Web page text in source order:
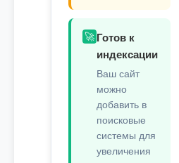
🚀 Готов к
индексации
Ваш сайт
можно
добавить в
поисковые
системы для
увеличения